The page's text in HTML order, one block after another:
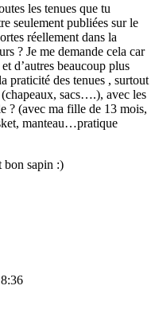
les tenues que tu
seulement publiées sur le
réellement dans la
? Je me demande cela car
d’autres beaucoup plus
praticité des tenues , surtout
(chapeaux, sacs….), avec les
? (avec ma fille de 13 mois,
manteau…pratique
bon sapin :)
8:36